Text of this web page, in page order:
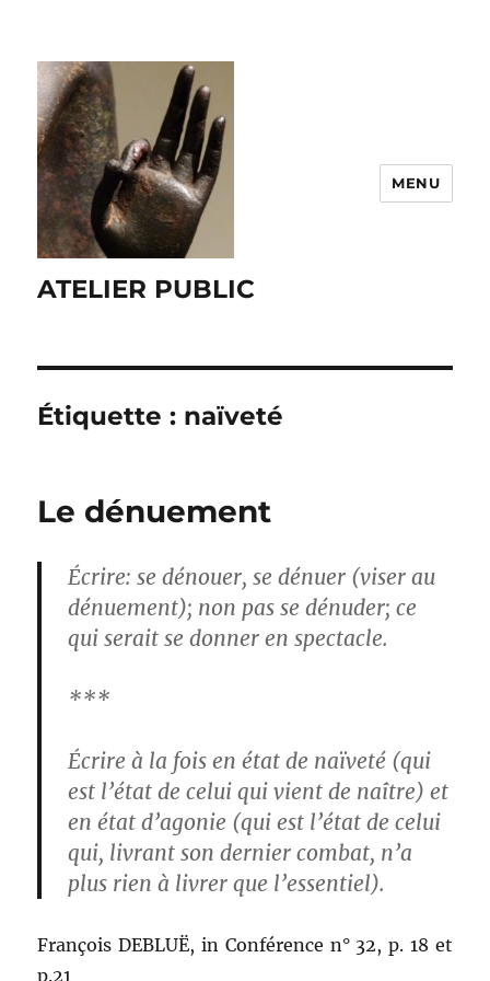
ATELIER PUBLIC
MENU
Étiquette : naïveté
Le dénuement
Écrire: se dénouer, se dénuer (viser au
dénuement); non pas se dénuder; ce
qui serait se donner en spectacle.
***
Écrire à la fois en état de naïveté (qui
est l’état de celui qui vient de naître) et
en état d’agonie (qui est l’état de celui
qui, livrant son dernier combat, n’a
plus rien à livrer que l’essentiel).
François DEBLUË, in Conférence n° 32, p. 18 et
p.21